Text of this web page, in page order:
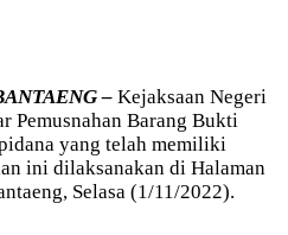
– Kejaksaan Negeri
Pemusnahan Barang Bukti
yang telah memiliki
ini dilaksanakan di Halaman
Selasa (1/11/2022).